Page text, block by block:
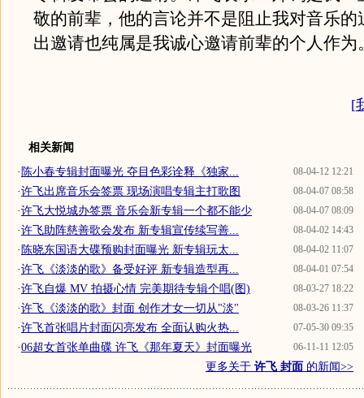
敬的前辈，他的言论并不是阻止我对音乐的
出邀请也纯属是我诚心邀请前辈的个人作为
[
相关新闻
08-04-12 12:21
· 陈小春专辑封面曝光 夺目色彩诠释《独家...
08-04-07 08:58
·许飞出席音乐会签票 现场演唱专辑主打歌图
08-04-07 08:09
·许飞大悦城办签票 音乐会新专辑一个都不能少
08-04-02 14:43
·许飞助阵慈善歌会发布 新专辑宣传续写善...
08-04-02 11:07
· 陈晓东国语大碟预购封面曝光 新专辑玩太...
08-04-01 07:54
·许飞《淡淡的歌》备受好评 新专辑造型再...
08-03-27 18:22
·许飞自爆 MV 拍摄心情 完美期待专辑个唱(图)
08-03-26 11:37
·许飞《淡淡的歌》封面 创作才女一切从"淡"
07-05-30 09:35
·许飞首张唱片封面闪亮发布 全面认购火热...
06-11-11 12:05
·06超女首张单曲碟 许飞《那年夏天》封面曝光
更多关于 许飞 封面 的新闻>>